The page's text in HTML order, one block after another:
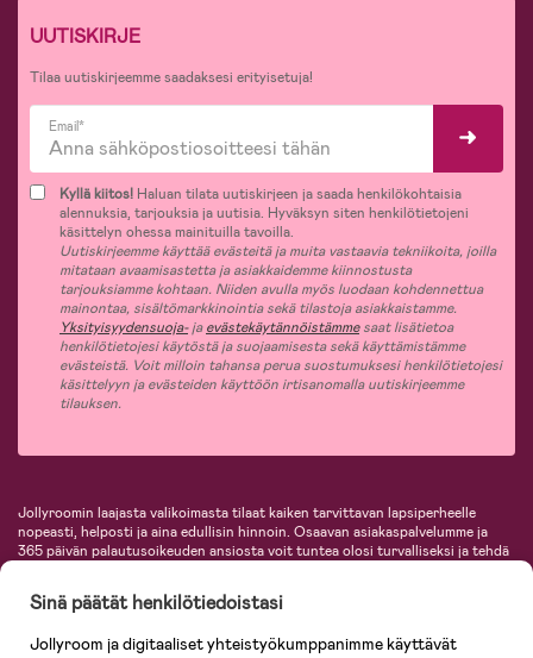
UUTISKIRJE
Tilaa uutiskirjeemme saadaksesi erityisetuja!
Email*
Kyllä kiitos! Haluan tilata uutiskirjeen ja saada henkilökohtaisia
alennuksia, tarjouksia ja uutisia. Hyväksyn siten henkilötietojeni
käsittelyn ohessa mainituilla tavoilla.
Uutiskirjeemme käyttää evästeitä ja muita vastaavia tekniikoita, joilla
mitataan avaamisastetta ja asiakkaidemme kiinnostusta
tarjouksiamme kohtaan. Niiden avulla myös luodaan kohdennettua
mainontaa, sisältömarkkinointia sekä tilastoja asiakkaistamme.
Yksityisyydensuoja-jaevästekäytännöistämmesaat lisätietoa
henkilötietojesi käytöstä ja suojaamisesta sekä käyttämistämme
evästeistä. Voit milloin tahansa perua suostumuksesi henkilötietojesi
käsittelyyn ja evästeiden käyttöön irtisanomalla uutiskirjeemme
tilauksen.
Jollyroomin laajasta valikoimasta tilaat kaiken tarvittavan lapsiperheelle
nopeasti, helposti ja aina edullisin hinnoin. Osaavan asiakaspalvelumme ja
365 päivän palautusoikeuden ansiosta voit tuntea olosi turvalliseksi ja tehdä
lastentarvikkeita sekä paljon muuta. Meiltä löydät lukuisia tunnettuja
KidKraft, Ergobaby, Philips Avent, Neonate, Cybex, LEGO ja monia muita!
Sinä päätät henkilötiedoistasi
Jollyroom ja digitaaliset yhteistyökumppanimme käyttävät